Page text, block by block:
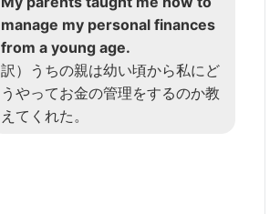
manage my personal finances
from a young age.
訳）うちの親は幼い頃から私にど
うやってお金の管理をするのか教
えてくれた。